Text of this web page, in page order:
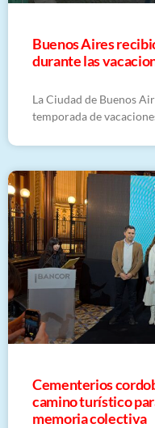
Buenos Aires
durante las
La Ciudad de Buenos
temporada de
Cementerios
camino turístico
memoria colectiva